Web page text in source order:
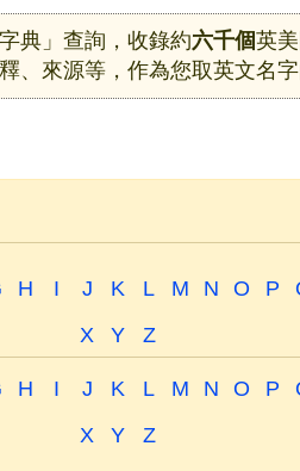
典」查詢，收錄約六千個英
、來源等，作為您取英文名字
H I J K L M N O P
X
Y Z
H I J K L M N O P
X
Y Z